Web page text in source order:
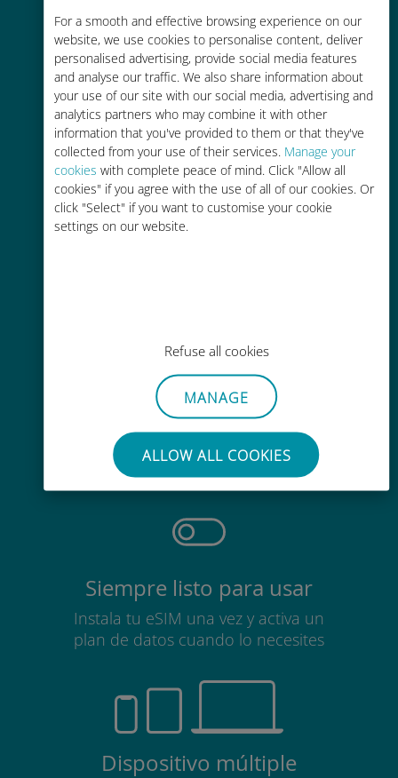
For a smooth and effective browsing experience on our
website, we use cookies to personalise content, deliver
personalised advertising, provide social media features
and analyse our traffic. We also share information about
your use of our site with our social media, advertising and
analytics partners who may combine it with other
information that you've provided to them or that they've
collected from your use of their services. Manage your
cookies with complete peace of mind. Click "Allow all
cookies" if you agree with the use of all of our cookies. Or
click "Select" if you want to customise your cookie
settings on our website.
Refuse all cookies
MANAGE
ALLOW ALL COOKIES
Rentable
Hasta un 90% más barato que los
costes de itinerancia con su
operador actual
Fácil recarga
Sin esfuerzo
No es necesario retirar la tarjeta
SIM
Siempre listo para usar
Instala tu eSIM una vez y activa un
plan de datos cuando lo necesites
Dispositivo múltiple